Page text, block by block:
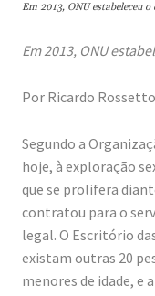
Em 2013, ONU estabeleceu
Em 2013, ONU
Por Ricardo Rossetto
Segundo a
hoje, à exploração
que se prolifera
contratou para o
legal. O Escritório
existam outras 20
menores de idade, e